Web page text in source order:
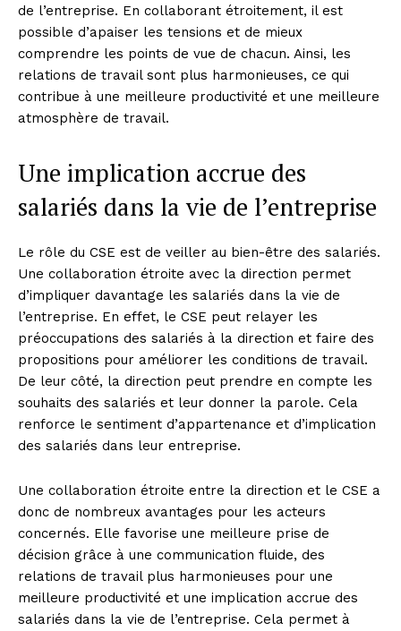
de l’entreprise. En collaborant étroitement, il est
possible d’apaiser les tensions et de mieux
comprendre les points de vue de chacun. Ainsi, les
relations de travail sont plus harmonieuses, ce qui
contribue à une meilleure productivité et une meilleure
atmosphère de travail.
Une implication accrue des
salariés dans la vie de l’entreprise
Le rôle du CSE est de veiller au bien-être des salariés.
Une collaboration étroite avec la direction permet
d’impliquer davantage les salariés dans la vie de
l’entreprise. En effet, le CSE peut relayer les
préoccupations des salariés à la direction et faire des
propositions pour améliorer les conditions de travail.
De leur côté, la direction peut prendre en compte les
souhaits des salariés et leur donner la parole. Cela
renforce le sentiment d’appartenance et d’implication
des salariés dans leur entreprise.
Une collaboration étroite entre la direction et le CSE a
donc de nombreux avantages pour les acteurs
concernés. Elle favorise une meilleure prise de
décision grâce à une communication fluide, des
relations de travail plus harmonieuses pour une
meilleure productivité et une implication accrue des
salariés dans la vie de l’entreprise. Cela permet à